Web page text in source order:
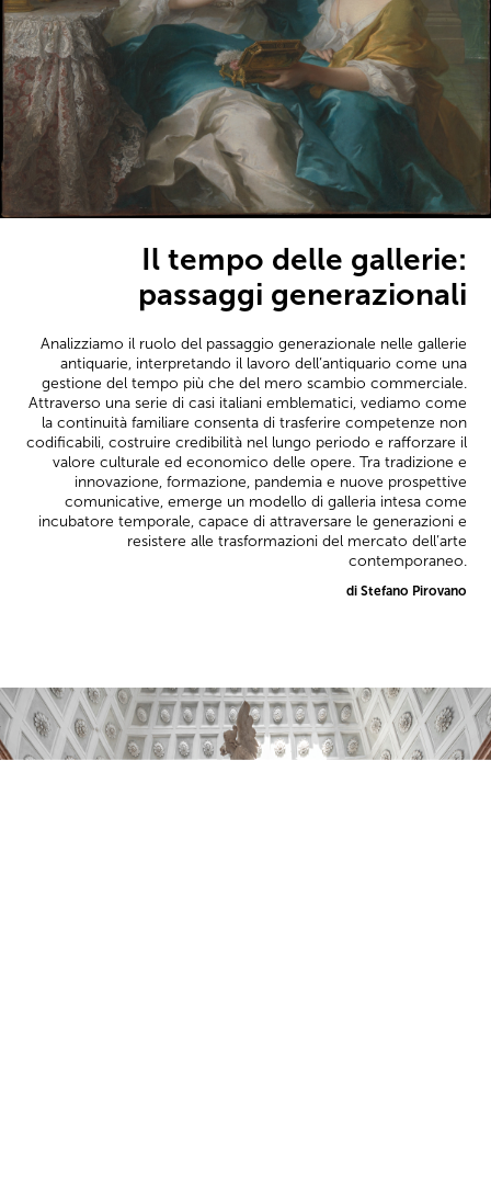
Il tempo delle gallerie:
passaggi generazionali
Analizziamo il ruolo del passaggio generazionale nelle gallerie
antiquarie, interpretando il lavoro dell’antiquario come una
gestione del tempo più che del mero scambio commerciale.
Attraverso una serie di casi italiani emblematici, vediamo come
la continuità familiare consenta di trasferire competenze non
codificabili, costruire credibilità nel lungo periodo e rafforzare il
valore culturale ed economico delle opere. Tra tradizione e
innovazione, formazione, pandemia e nuove prospettive
comunicative, emerge un modello di galleria intesa come
incubatore temporale, capace di attraversare le generazioni e
resistere alle trasformazioni del mercato dell’arte
contemporaneo.
di Stefano Pirovano